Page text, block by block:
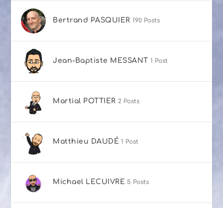
Bertrand PASQUIER 190 Posts
Jean-Baptiste MESSANT 1 Post
Martial POTTIER 2 Posts
Matthieu DAUDÉ 1 Post
Michael LECUIVRE 5 Posts